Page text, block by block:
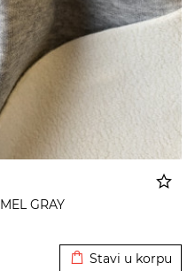
GRAY
Stavi u korpu